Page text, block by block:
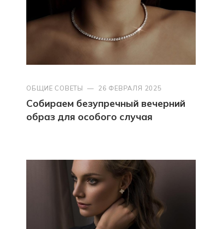
ОБЩИЕ СОВЕТЫ — 26 ФЕВРАЛЯ 2025
Собираем безупречный вечерний
образ для особого случая